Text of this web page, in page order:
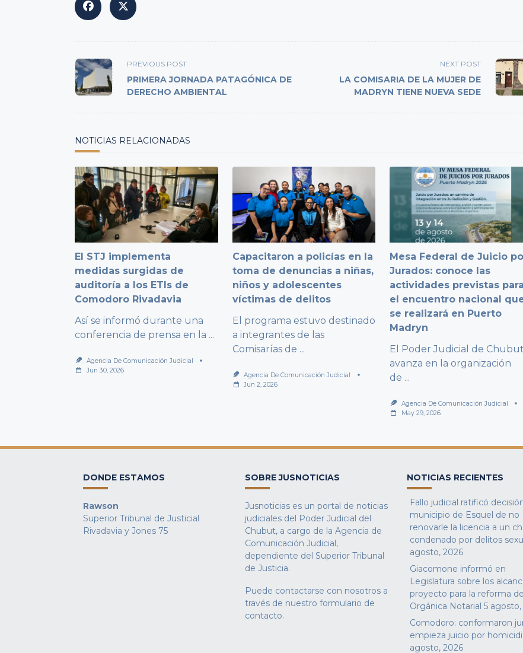
<span
class="nav-
subtitle
PREVIOUS POST
PRIMERA JORNADA PATAGÓNICA DE
DERECHO AMBIENTAL
NEXT POST
LA COMISARIA DE LA MUJER DE
MADRYN TIENE NUEVA SEDE
NOTICIAS RELACIONADAS
El STJ implementa
medidas surgidas de
auditoría a los ETIs de
Comodoro Rivadavia
Así se informó durante una
conferencia de prensa en la ...
Agencia De Comunicación Judicial
Jun 30, 2026
Capacitaron a policías en la
toma de denuncias a niñas,
niños y adolescentes
víctimas de delitos
El programa estuvo destinado
a integrantes de las
Comisarías de ...
Agencia De Comunicación Judicial
Jun 2, 2026
Mesa Federal de Juicio
Jurados: conoce las
actividades previstas para
el encuentro nacional
se realizará en Puerto
Madryn
El Poder Judicial de Chubut
avanza en la organización
de ...
Agencia De Comunicación Judicial
May 29, 2026
DONDE ESTAMOS
Rawson
Superior Tribunal de Justicial
Rivadavia y Jones 75
SOBRE JUSNOTICIAS
Jusnoticias es un portal de noticias
judiciales del Poder Judicial del
Chubut, a cargo de la Agencia de
Comunicación Judicial,
dependiente del Superior Tribunal
de Justicia.
Puede contactarse con nosotros a
través de nuestro formulario de
contacto.
NOTICIAS RECIENTES
Fallo judicial ratificó
municipio de Esquel de no
renovarle la licencia a un
condenado por delitos
agosto, 2026
Giacomone informó en
Legislatura sobre los
proyecto para la reforma
Orgánica Notarial 5
Comodoro: conformaron
empieza juicio por
agosto, 2026